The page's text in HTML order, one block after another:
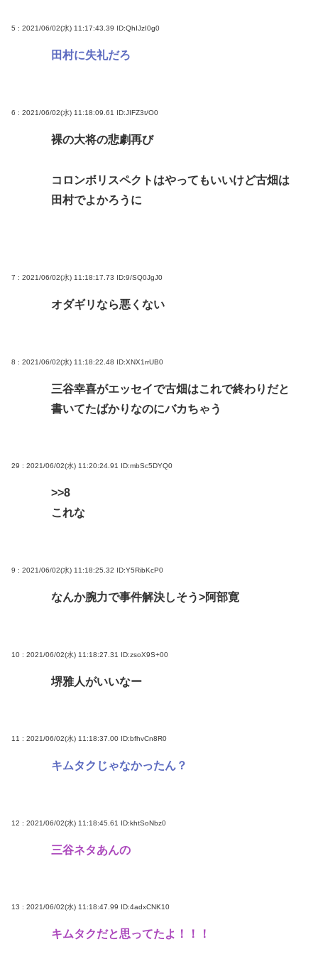
5 : 2021/06/02(水) 11:17:43.39 ID:QhIJzI0g0
田村に失礼だろ
6 : 2021/06/02(水) 11:18:09.61 ID:JIFZ3t/O0
裸の大将の悲劇再び
コロンボリスペクトはやってもいいけど古畑は
田村でよかろうに
7 : 2021/06/02(水) 11:18:17.73 ID:9/SQ0JgJ0
オダギリなら悪くない
8 : 2021/06/02(水) 11:18:22.48 ID:XNX1rrUB0
三谷幸喜がエッセイで古畑はこれで終わりだと
書いてたばかりなのにバカちゃう
29 : 2021/06/02(水) 11:20:24.91 ID:mbSc5DYQ0
>>8
これな
9 : 2021/06/02(水) 11:18:25.32 ID:Y5RibKcP0
なんか腕力で事件解決しそう>阿部寛
10 : 2021/06/02(水) 11:18:27.31 ID:zsoX9S+00
堺雅人がいいなー
11 : 2021/06/02(水) 11:18:37.00 ID:bfhvCn8R0
キムタクじゃなかったん？
12 : 2021/06/02(水) 11:18:45.61 ID:khtSoNbz0
三谷ネタあんの
13 : 2021/06/02(水) 11:18:47.99 ID:4adxCNK10
キムタクだと思ってたよ！！！